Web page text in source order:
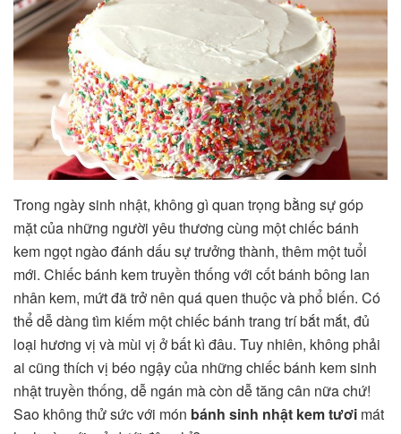
Trong ngày sinh nhật, không gì quan trọng bằng sự góp
mặt của những người yêu thương cùng một chiếc bánh
kem ngọt ngào đánh dấu sự trưởng thành, thêm một tuổi
mới. Chiếc bánh kem truyền thống với cốt bánh bông lan
nhân kem, mứt đã trở nên quá quen thuộc và phổ biến. Có
thể dễ dàng tìm kiếm một chiếc bánh trang trí bắt mắt, đủ
loại hương vị và mùi vị ở bất kì đâu. Tuy nhiên, không phải
ai cũng thích vị béo ngậy của những chiếc bánh kem sinh
nhật truyền thống, dễ ngán mà còn dễ tăng cân nữa chứ!
Sao không thử sức với món bánh sinh nhật kem tươi mát